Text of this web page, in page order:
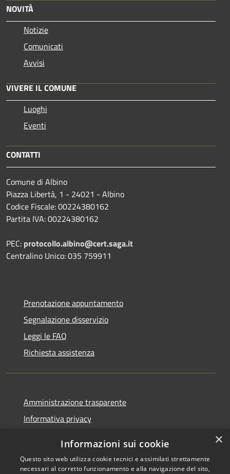
NOVITÀ
Notizie
Comunicati
Avvisi
VIVERE IL COMUNE
Luoghi
Eventi
CONTATTI
Comune di Albino
Piazza Libertà, 1 - 24021 - Albino
Codice Fiscale: 00224380162
Partita IVA: 00224380162
PEC: protocollo.albino@cert.saga.it
Centralino Unico: 035 759911
Prenotazione appuntamento
Segnalazione disservizio
Leggi le FAQ
Richiesta assistenza
Amministrazione trasparente
Informativa privacy
Dichiarazione di accessibilità
×
Informazioni sui cookie
Questo sito web utilizza cookie tecnici e assimilati strettamente
necessari al corretto funzionamento e alla navigazione del sito,